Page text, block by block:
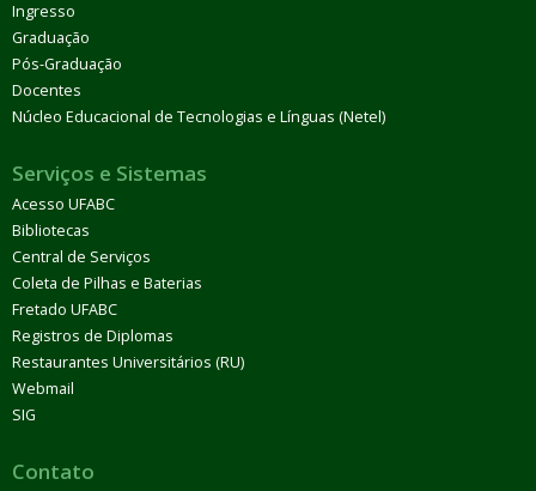
Ingresso
Graduação
Pós-Graduação
Docentes
Núcleo Educacional de Tecnologias e Línguas (Netel)
Serviços e Sistemas
Acesso UFABC
Bibliotecas
Central de Serviços
Coleta de Pilhas e Baterias
Fretado UFABC
Registros de Diplomas
Restaurantes Universitários (RU)
Webmail
SIG
Contato